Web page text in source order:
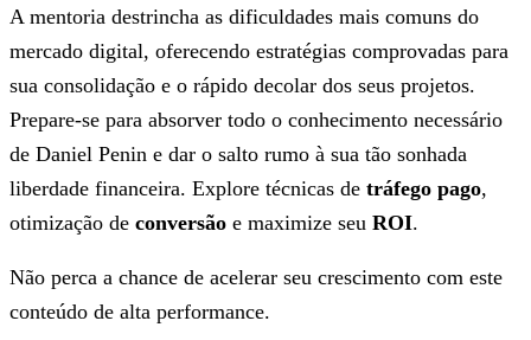
A mentoria destrincha as dificuldades mais comuns do
mercado digital, oferecendo estratégias comprovadas para
sua consolidação e o rápido decolar dos seus projetos.
Prepare-se para absorver todo o conhecimento necessário
de Daniel Penin e dar o salto rumo à sua tão sonhada
liberdade financeira. Explore técnicas de tráfego pago,
otimização de conversão e maximize seu ROI.
Não perca a chance de acelerar seu crescimento com este
conteúdo de alta performance.